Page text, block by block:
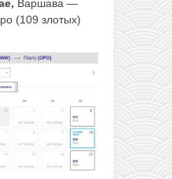
Варшава —
(109 злотых)